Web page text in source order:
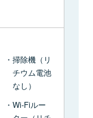
掃除機（リ
チウム電池
なし）
Wi-Fiルー